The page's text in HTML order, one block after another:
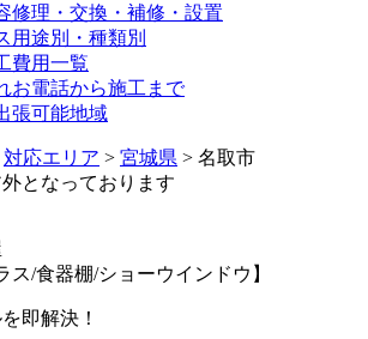
修理・交換・補修・設置
用途別・種類別
費用一覧
お電話から施工まで
張可能地域
対応エリア > 宮城県 > 名取市
となっております
ス/食器棚/ショーウインドウ】